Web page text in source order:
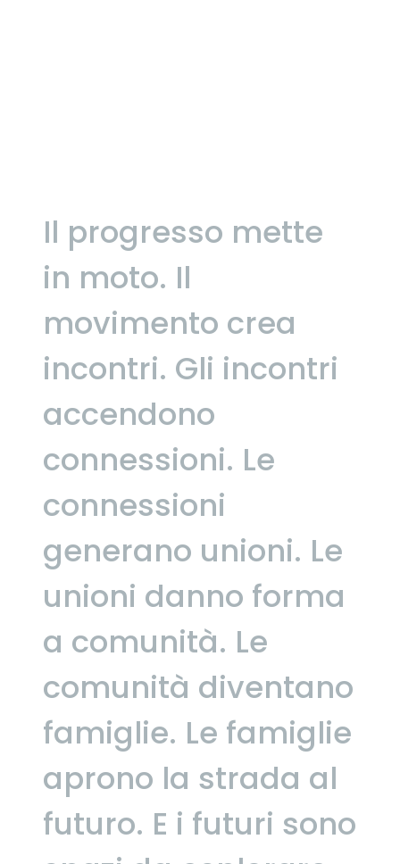
Il progresso mette
in moto. Il
movimento crea
incontri. Gli incontri
accendono
connessioni. Le
connessioni
generano unioni. Le
unioni danno forma
a comunità. Le
comunità diventano
famiglie. Le famiglie
aprono la strada al
futuro. E i futuri sono